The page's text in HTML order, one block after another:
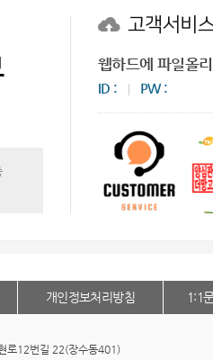
AP-100125
6 여행
선물세트
고객서비
웹하드에 파일올리
ID : PW :
개인정보처리방침 1:1
로12번길 22(장수동401)